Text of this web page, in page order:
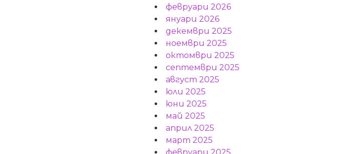
февруари 2026
януари 2026
декември 2025
ноември 2025
октомври 2025
септември 2025
август 2025
юли 2025
юни 2025
май 2025
април 2025
март 2025